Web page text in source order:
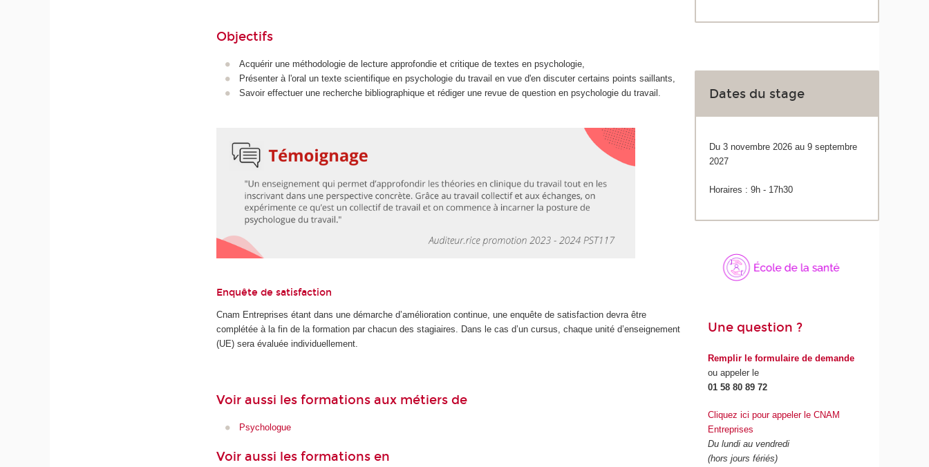
Objectifs
Acquérir une méthodologie de lecture approfondie et critique de textes en psychologie,
Présenter à l'oral un texte scientifique en psychologie du travail en vue d'en discuter certains points saillants,
Savoir effectuer une recherche bibliographique et rédiger une revue de question en psychologie du travail.
Enquête de satisfaction
Cnam Entreprises étant dans une démarche d’amélioration continue, une enquête de satisfaction devra être
complétée à la fin de la formation par chacun des stagiaires. Dans le cas d’un cursus, chaque unité d’enseignement
(UE) sera évaluée individuellement.
Voir aussi les formations aux métiers de
Psychologue
Voir aussi les formations en
Dates du stage
Du 3 novembre 2026 au 9 septembre
2027
Horaires : 9h - 17h30
Une question ?
Remplir le formulaire de demande
ou appeler le
01 58 80 89 72
Cliquez ici pour appeler le CNAM
Entreprises
Du lundi au vendredi
(hors jours fériés)